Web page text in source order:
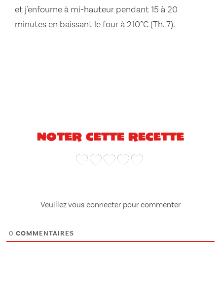
et j'enfourne à mi-hauteur pendant 15 à 20
minutes en baissant le four à 210°C (Th. 7).
Noter cette recette
Veuillez vous connecter pour commenter
0 COMMENTAIRES